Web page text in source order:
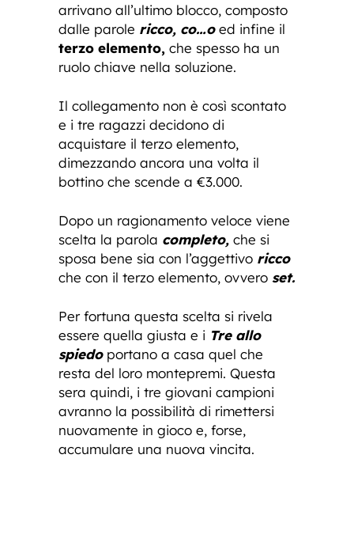
arrivano all’ultimo blocco, composto
dalle parole ricco, co…oed infine il
terzo elemento, che spesso ha un
ruolo chiave nella soluzione.
Il collegamento non è così scontato
e i tre ragazzi decidono di
acquistare il terzo elemento,
dimezzando ancora una volta il
bottino che scende a €3.000.
Dopo un ragionamento veloce viene
scelta la parola completo, che si
sposa bene sia con l’aggettivo ricco
che con il terzo elemento, ovvero set.
Per fortuna questa scelta si rivela
essere quella giusta e i Tre allo
spiedoportano a casa quel che
resta del loro montepremi. Questa
sera quindi, i tre giovani campioni
avranno la possibilità di rimettersi
nuovamente in gioco e, forse,
accumulare una nuova vincita.